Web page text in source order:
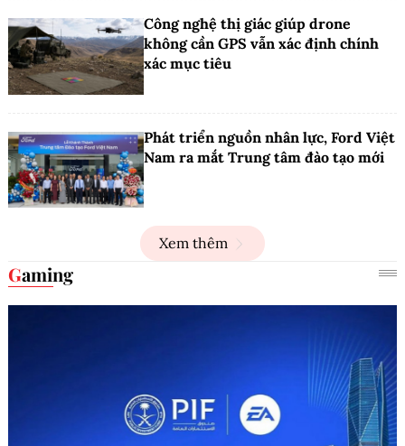
Công nghệ thị giác giúp drone
không cần GPS vẫn xác định chính
xác mục tiêu
Phát triển nguồn nhân lực, Ford Việt
Nam ra mắt Trung tâm đào tạo mới
Xem thêm
Gaming